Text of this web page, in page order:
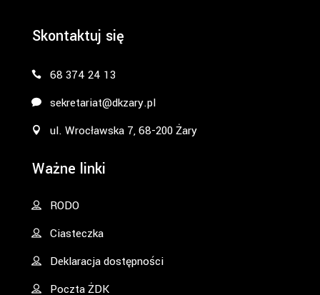
Skontaktuj się
68 374 24 13
sekretariat@dkzary.pl
ul. Wrocławska 7, 68-200 Żary
Ważne linki
RODO
Ciasteczka
Deklaracja dostępności
Poczta ŻDK